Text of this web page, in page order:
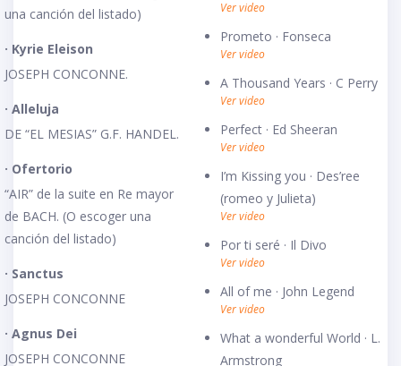
una canción del listado)
· Kyrie Eleison
JOSEPH CONCONNE.
· Alleluja
DE “EL MESIAS” G.F. HANDEL.
· Ofertorio
“AIR” de la suite en Re mayor
de BACH. (O escoger una
canción del listado)
· Sanctus
JOSEPH CONCONNE
· Agnus Dei
JOSEPH CONCONNE
Ver video
Prometo · Fonseca
Ver video
A Thousand Years · C Perry
Ver video
Perfect · Ed Sheeran
Ver video
I’m Kissing you · Des’ree
(romeo y Julieta)
Ver video
Por ti seré · Il Divo
Ver video
All of me · John Legend
Ver video
What a wonderful World · L.
Armstrong